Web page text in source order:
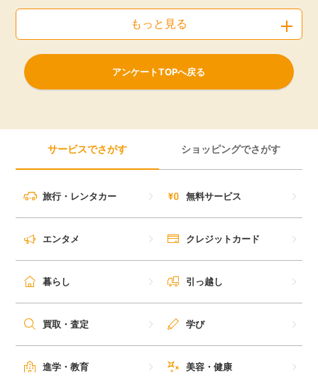
もっと見る
アンケートTOPへ戻る
サービスでさがす ショッピングでさがす
旅行・レンタカー 無料サービス
エンタメ クレジットカード
暮らし 引っ越し
買取・査定 学び
進学・教育 美容・健康